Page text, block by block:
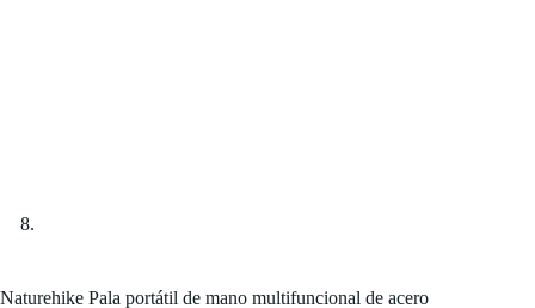
Naturehike Pala portátil de mano multifuncional de acero